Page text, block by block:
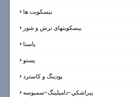
بیسکویت ها
بیسکویتهای ترش و شور
پاستا
پستو
پودینگ و کاسترد
پيراشكي-دامپلينگ-سمبوسه